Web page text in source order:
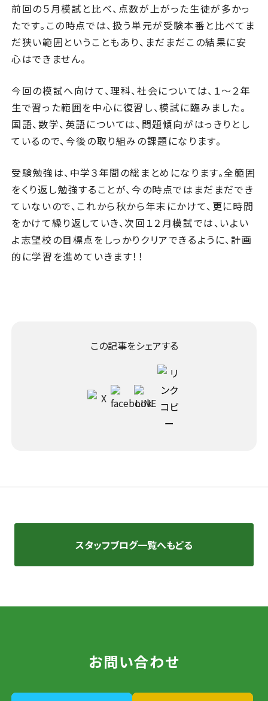
前回の５月模試と比べ、点数が上がった生徒が多かっ
たです。この時点では、扱う単元が受験本番と比べてま
だ狭い範囲ということもあり、まだまだこの結果に安
心はできません。
今回の模試へ向けて、理科、社会については、１～２年
生で習った範囲を中心に復習し、模試に臨みました。
国語、数学、英語については、問題傾向がはっきりとし
ているので、今後の取り組みの課題になります。
受験勉強は、中学３年間の総まとめになります。全範囲
をくり返し勉強することが、今の時点ではまだまだでき
ていないので、これから秋から年末にかけて、更に時間
をかけて繰り返していき、次回１２月模試では、いよい
よ志望校の目標点をしっかりクリアできるように、計画
的に学習を進めていきます！！
この記事をシェアする
スタッフブログ一覧へもどる
お問い合わせ